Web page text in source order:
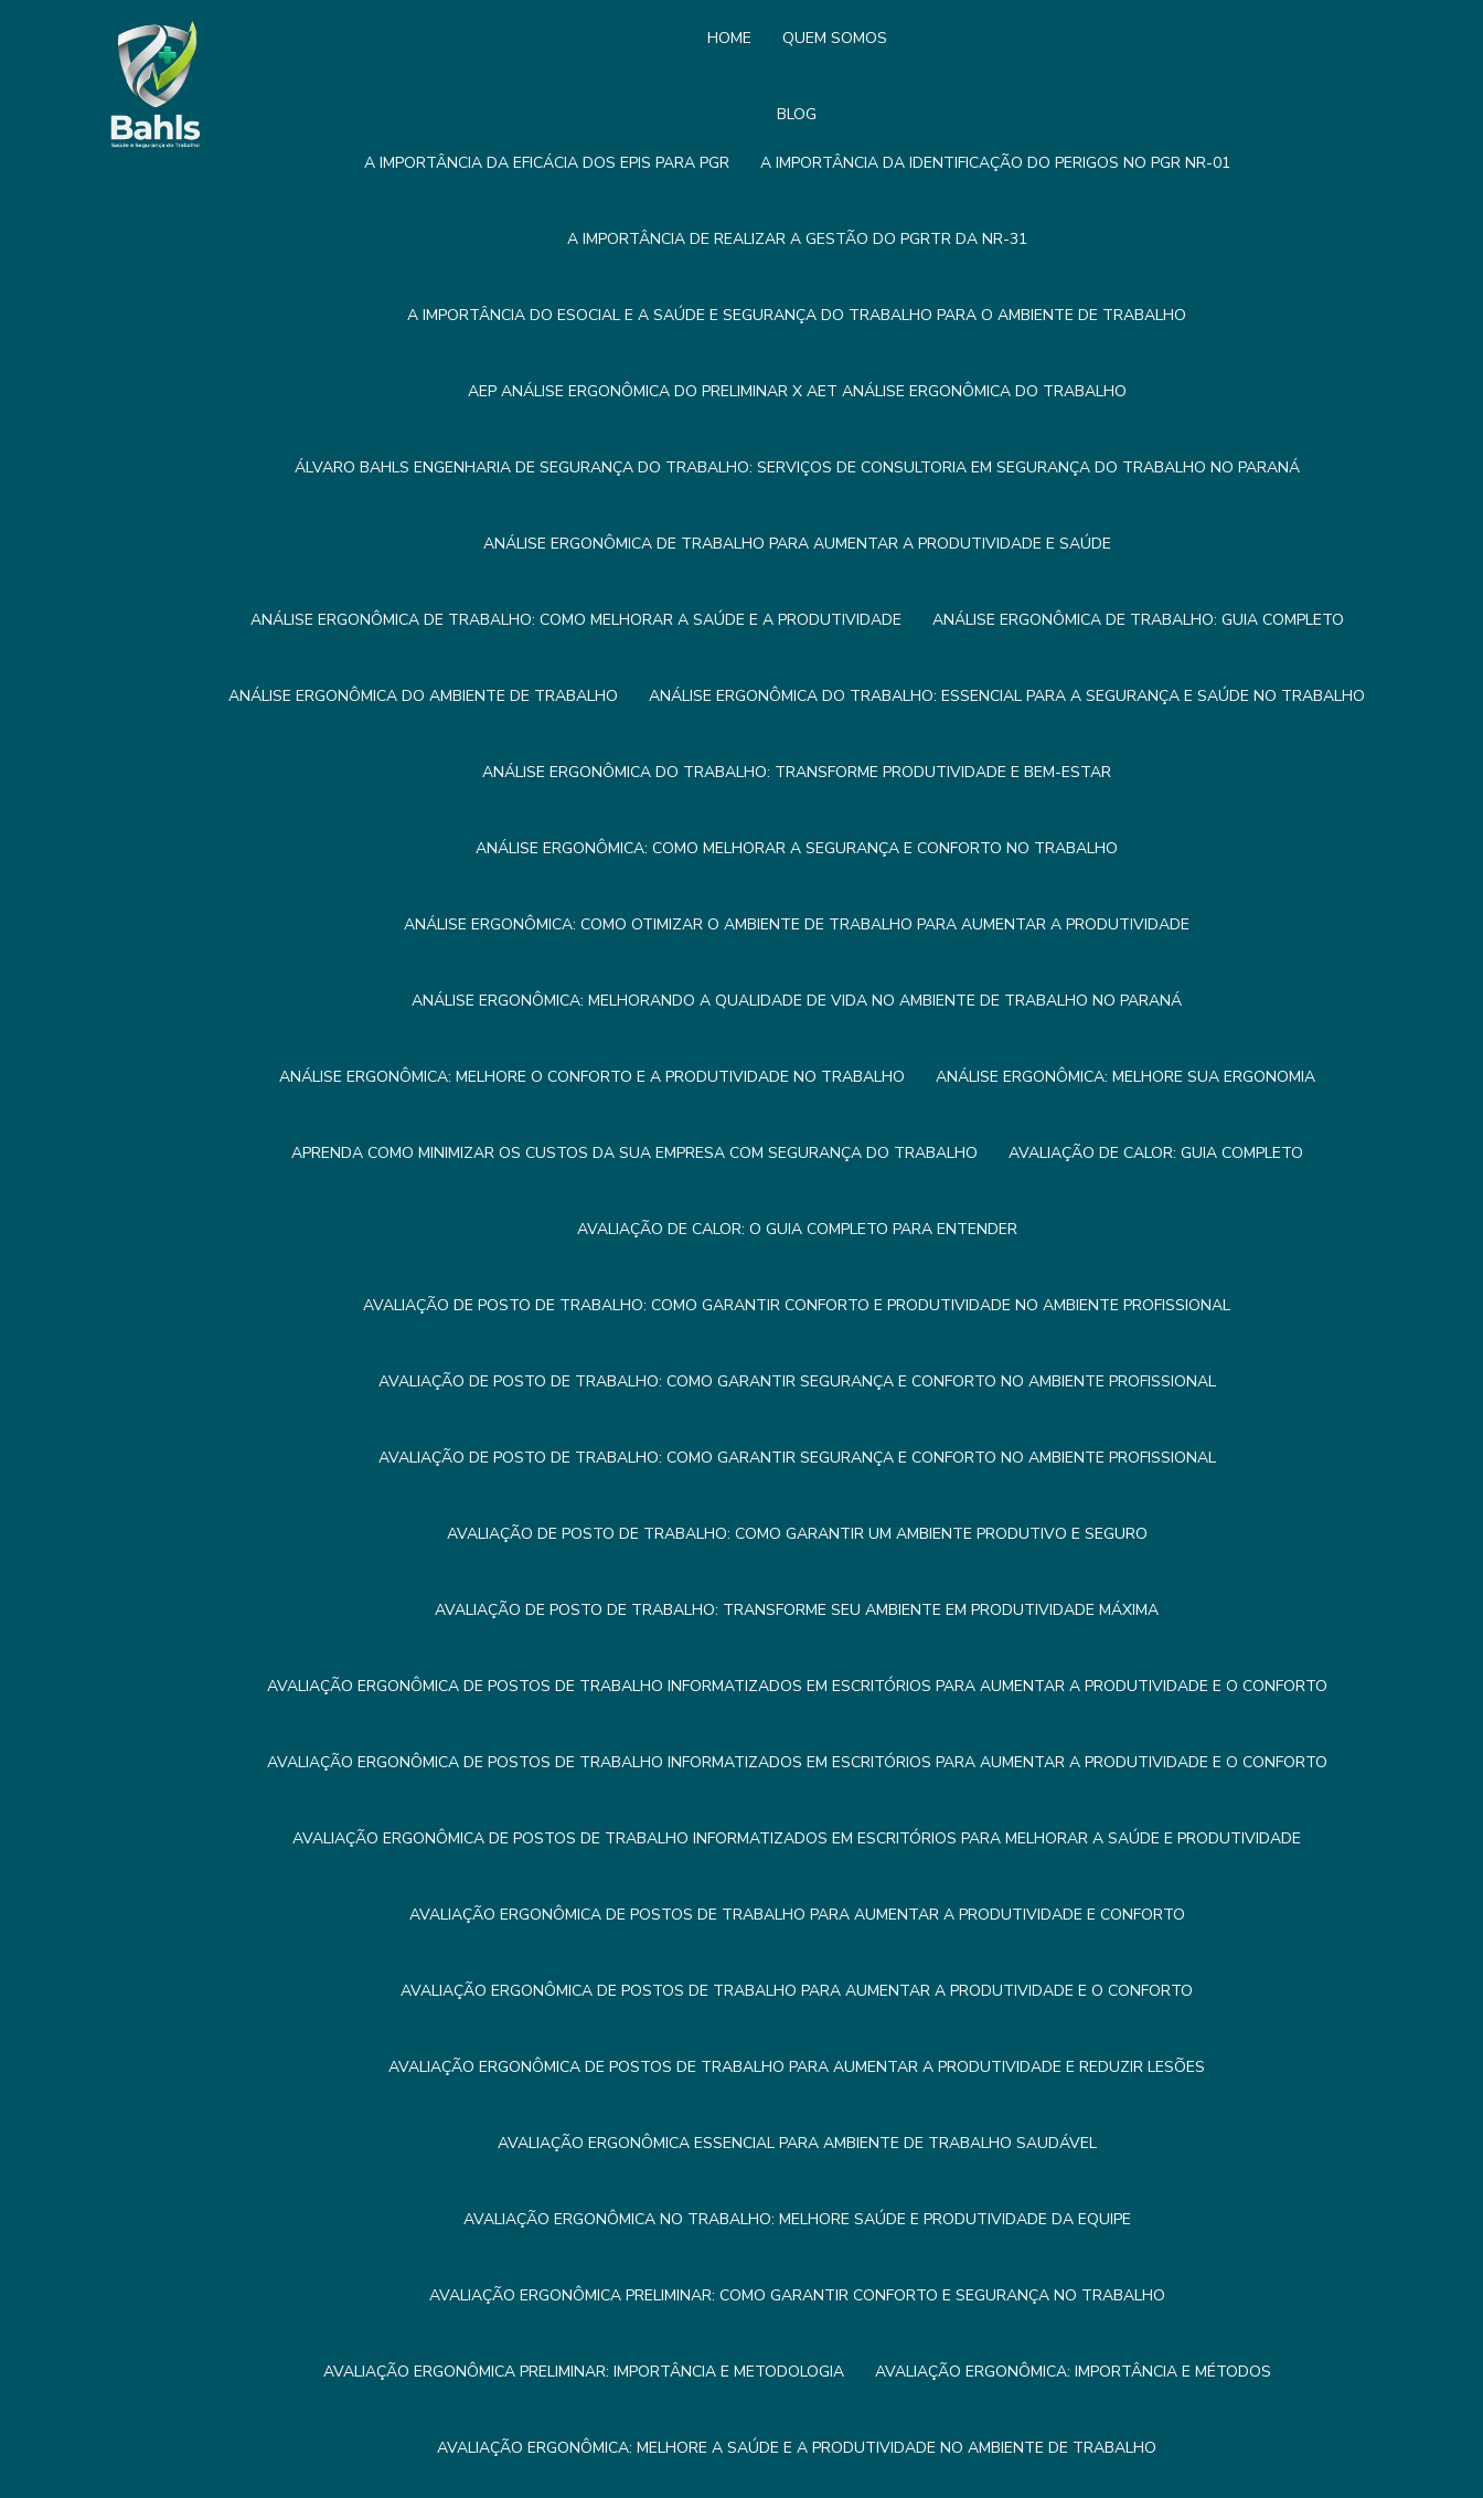
HOME QUEM SOMOS
BLOG
A IMPORTÂNCIA DA EFICÁCIA DOS EPIS PARA PGR A IMPORTÂNCIA DA IDENTIFICAÇÃO DO PERIGOS NO PGR NR-01
A IMPORTÂNCIA DE REALIZAR A GESTÃO DO PGRTR DA NR-31
A IMPORTÂNCIA DO ESOCIAL E A SAÚDE E SEGURANÇA DO TRABALHO PARA O AMBIENTE DE TRABALHO
AEP ANÁLISE ERGONÔMICA DO PRELIMINAR X AET ANÁLISE ERGONÔMICA DO TRABALHO
ÁLVARO BAHLS ENGENHARIA DE SEGURANÇA DO TRABALHO: SERVIÇOS DE CONSULTORIA EM SEGURANÇA DO TRABALHO NO PARANÁ
ANÁLISE ERGONÔMICA DE TRABALHO PARA AUMENTAR A PRODUTIVIDADE E SAÚDE
ANÁLISE ERGONÔMICA DE TRABALHO: COMO MELHORAR A SAÚDE E A PRODUTIVIDADE ANÁLISE ERGONÔMICA DE TRABALHO: GUIA COMPLETO
ANÁLISE ERGONÔMICA DO AMBIENTE DE TRABALHO ANÁLISE ERGONÔMICA DO TRABALHO: ESSENCIAL PARA A SEGURANÇA E SAÚDE NO TRABALHO
ANÁLISE ERGONÔMICA DO TRABALHO: TRANSFORME PRODUTIVIDADE E BEM-ESTAR
ANÁLISE ERGONÔMICA: COMO MELHORAR A SEGURANÇA E CONFORTO NO TRABALHO
ANÁLISE ERGONÔMICA: COMO OTIMIZAR O AMBIENTE DE TRABALHO PARA AUMENTAR A PRODUTIVIDADE
ANÁLISE ERGONÔMICA: MELHORANDO A QUALIDADE DE VIDA NO AMBIENTE DE TRABALHO NO PARANÁ
ANÁLISE ERGONÔMICA: MELHORE O CONFORTO E A PRODUTIVIDADE NO TRABALHO ANÁLISE ERGONÔMICA: MELHORE SUA ERGONOMIA
APRENDA COMO MINIMIZAR OS CUSTOS DA SUA EMPRESA COM SEGURANÇA DO TRABALHO AVALIAÇÃO DE CALOR: GUIA COMPLETO
AVALIAÇÃO DE CALOR: O GUIA COMPLETO PARA ENTENDER
AVALIAÇÃO DE POSTO DE TRABALHO: COMO GARANTIR CONFORTO E PRODUTIVIDADE NO AMBIENTE PROFISSIONAL
AVALIAÇÃO DE POSTO DE TRABALHO: COMO GARANTIR SEGURANÇA E CONFORTO NO AMBIENTE PROFISSIONAL
AVALIAÇÃO DE POSTO DE TRABALHO: COMO GARANTIR SEGURANÇA E CONFORTO NO AMBIENTE PROFISSIONAL
AVALIAÇÃO DE POSTO DE TRABALHO: COMO GARANTIR UM AMBIENTE PRODUTIVO E SEGURO
AVALIAÇÃO DE POSTO DE TRABALHO: TRANSFORME SEU AMBIENTE EM PRODUTIVIDADE MÁXIMA
AVALIAÇÃO ERGONÔMICA DE POSTOS DE TRABALHO INFORMATIZADOS EM ESCRITÓRIOS PARA AUMENTAR A PRODUTIVIDADE E O CONFORTO
AVALIAÇÃO ERGONÔMICA DE POSTOS DE TRABALHO INFORMATIZADOS EM ESCRITÓRIOS PARA AUMENTAR A PRODUTIVIDADE E O CONFORTO
AVALIAÇÃO ERGONÔMICA DE POSTOS DE TRABALHO INFORMATIZADOS EM ESCRITÓRIOS PARA MELHORAR A SAÚDE E PRODUTIVIDADE
AVALIAÇÃO ERGONÔMICA DE POSTOS DE TRABALHO PARA AUMENTAR A PRODUTIVIDADE E CONFORTO
AVALIAÇÃO ERGONÔMICA DE POSTOS DE TRABALHO PARA AUMENTAR A PRODUTIVIDADE E O CONFORTO
AVALIAÇÃO ERGONÔMICA DE POSTOS DE TRABALHO PARA AUMENTAR A PRODUTIVIDADE E REDUZIR LESÕES
AVALIAÇÃO ERGONÔMICA ESSENCIAL PARA AMBIENTE DE TRABALHO SAUDÁVEL
AVALIAÇÃO ERGONÔMICA NO TRABALHO: MELHORE SAÚDE E PRODUTIVIDADE DA EQUIPE
AVALIAÇÃO ERGONÔMICA PRELIMINAR: COMO GARANTIR CONFORTO E SEGURANÇA NO TRABALHO
AVALIAÇÃO ERGONÔMICA PRELIMINAR: IMPORTÂNCIA E METODOLOGIA AVALIAÇÃO ERGONÔMICA: IMPORTÂNCIA E MÉTODOS
AVALIAÇÃO ERGONÔMICA: MELHORE A SAÚDE E A PRODUTIVIDADE NO AMBIENTE DE TRABALHO